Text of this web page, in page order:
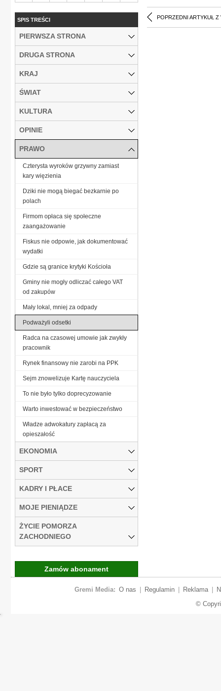
POPRZEDNI ARTYKUŁ Z
SPIS TREŚCI
PIERWSZA STRONA
DRUGA STRONA
KRAJ
ŚWIAT
KULTURA
OPINIE
PRAWO
Czterysta wyroków grzywny zamiast
kary więzienia
Dziki nie mogą biegać bezkarnie po
polach
Firmom opłaca się społeczne
zaangażowanie
Fiskus nie odpowie, jak dokumentować
wydatki
Gdzie są granice krytyki Kościoła
Gminy nie mogły odliczać całego VAT
od zakupów
Mały lokal, mniej za odpady
Podważyli odsetki
Radca na czasowej umowie jak zwykły
pracownik
Rynek finansowy nie zarobi na PPK
Sejm znowelizuje Kartę nauczyciela
To nie było tylko doprecyzowanie
Warto inwestować w bezpieczeństwo
Władze adwokatury zapłacą za
opieszałość
EKONOMIA
SPORT
KADRY I PŁACE
MOJE PIENIĄDZE
ŻYCIE POMORZA
ZACHODNIEGO
Zamów abonament
Gremi Media: O nas Regulamin Reklama
©